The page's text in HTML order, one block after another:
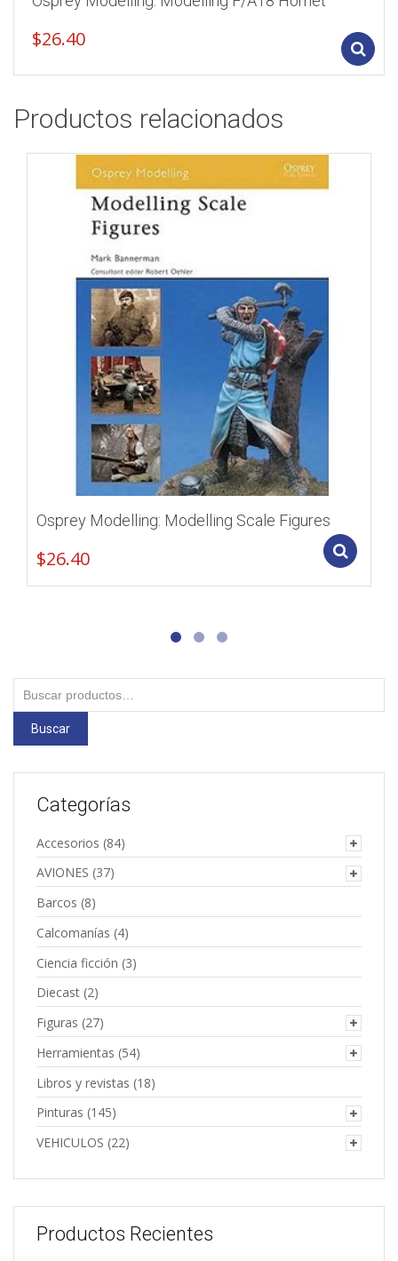
$26.40
Productos relacionados
Osprey Modelling: Modelling Scale Figures
$26.40
Buscar
por:
Buscar
Categorías
Accesorios (84)
AVIONES (37)
Barcos (8)
Calcomanías (4)
Ciencia ficción (3)
Diecast (2)
Figuras (27)
Herramientas (54)
Libros y revistas (18)
Pinturas (145)
VEHICULOS (22)
Productos Recientes